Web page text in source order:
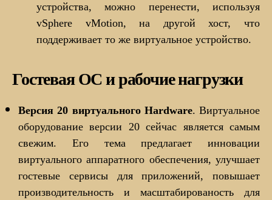
устройства, можно перенести, используя
vSphere vMotion, на другой хост, что
поддерживает то же виртуальное устройство.
Гостевая ОС и рабочие нагрузки
Версия 20 виртуального Hardware. Виртуальное
оборудование версии 20 сейчас является самым
свежим. Его тема предлагает инновации
виртуального аппаратного обеспечения, улучшает
гостевые сервисы для приложений, повышает
производительность и масштабированость для